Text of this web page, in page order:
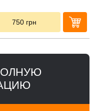
750 грн